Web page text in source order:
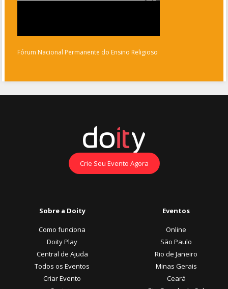
Fórum Nacional Permanente do Ensino Religioso
Crie Seu Evento Agora
Sobre a Doity
Como funciona
Doity Play
Central de Ajuda
Todos os Eventos
Criar Evento
Eventos
Online
São Paulo
Rio de Janeiro
Minas Gerais
Ceará